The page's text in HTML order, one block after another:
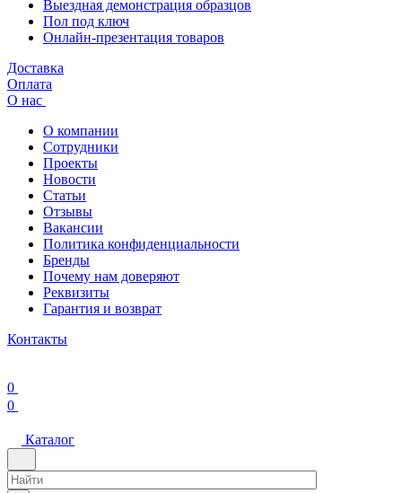
Выездная демонстрация образцов
Пол под ключ
Онлайн-презентация товаров
Доставка
Оплата
О нас
О компании
Сотрудники
Проекты
Новости
Статьи
Отзывы
Вакансии
Политика конфиденциальности
Бренды
Почему нам доверяют
Реквизиты
Гарантия и возврат
Контакты
0
0
Каталог